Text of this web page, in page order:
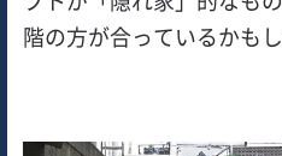
階の方が合っているかも